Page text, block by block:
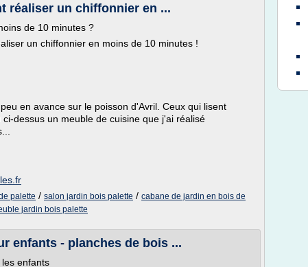
réaliser un chiffonnier en ...
de 10 minutes ?
un chiffonnier en moins de 10 minutes !
en avance sur le poisson d'Avril. Ceux qui lisent
dessus un meuble de cuisine que j'ai réalisé
palette / salon jardin bois palette / cabane de jardin en bois de
jardin bois palette
enfants - planches de bois ...
enfants